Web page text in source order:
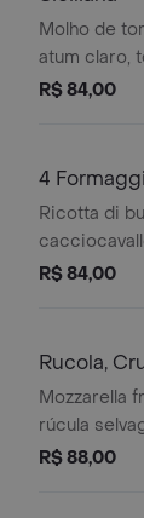
Molho de
atum claro,
confitados,
R$ 84,00
4 Formaggi
Ricotta di
e orégano
R$ 84,00
Rucola,
Mozzarella
rúcula
(finalizada
R$ 88,00